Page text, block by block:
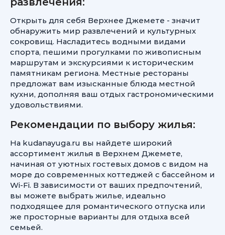
Открыть для себя Верхнее Джемете - значит
обнаружить мир развлечений и культурных
сокровищ. Насладитесь водными видами
спорта, пешими прогулками по живописным
маршрутам и экскурсиями к историческим
памятникам региона. Местные рестораны
предложат вам изысканные блюда местной
кухни, дополняя ваш отдых гастрономическими
удовольствиями.
Рекомендации по выбору жилья:
На kudanayuga.ru вы найдете широкий
ассортимент жилья в Верхнем Джемете,
начиная от уютных гостевых домов с видом на
море до современных коттеджей с бассейном и
Wi-Fi. В зависимости от ваших предпочтений,
вы можете выбрать жилье, идеально
подходящее для романтического отпуска или
же просторные варианты для отдыха всей
семьей.